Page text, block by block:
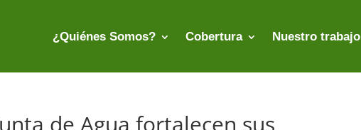
¿Quiénes Somos? Cobertura Nuestro trabajo
de Agua fortalecen sus